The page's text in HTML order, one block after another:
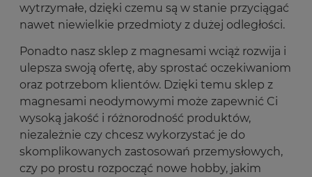
wytrzymałe, dzięki czemu są w stanie przyciągać
nawet niewielkie przedmioty z dużej odległości.
Ponadto nasz sklep z magnesami wciąż rozwija i
ulepsza swoją ofertę, aby sprostać oczekiwaniom
oraz potrzebom klientów. Dzięki temu sklep z
magnesami neodymowymi może zapewnić Ci
wysoką jakość i różnorodność produktów,
niezależnie czy chcesz wykorzystać je do
skomplikowanych zastosowań przemysłowych,
czy po prostu rozpocząć nowe hobby, jakim